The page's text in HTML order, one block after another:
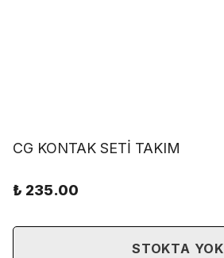
CG KONTAK SETİ TAKIM
₺ 235.00
STOKTA YOK